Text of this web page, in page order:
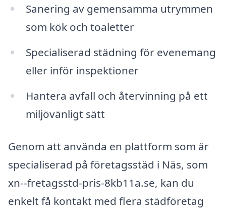
Sanering av gemensamma utrymmen
som kök och toaletter
Specialiserad städning för evenemang
eller inför inspektioner
Hantera avfall och återvinning på ett
miljövänligt sätt
Genom att använda en plattform som är
specialiserad på företagsstäd i Näs, som
xn--fretagsstd-pris-8kb11a.se, kan du
enkelt få kontakt med flera städföretag